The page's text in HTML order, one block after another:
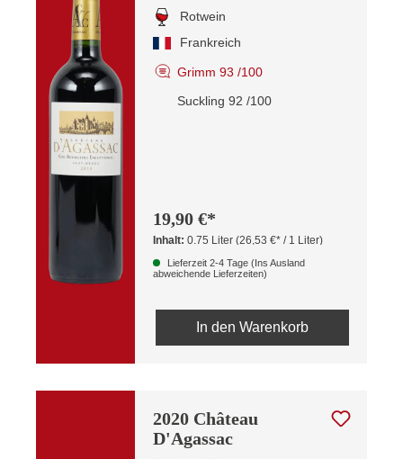
Rotwein
Frankreich
Grimm 93 /100
Suckling 92 /100
19,90 €*
Inhalt:0.75 Liter(26,53 €* / 1 Liter)
Lieferzeit 2-4 Tage (Ins Ausland
abweichende Lieferzeiten)
In den Warenkorb
2020 Château
D'Agassac